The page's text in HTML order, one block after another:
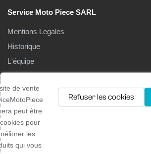
Service Moto Piece SARL
Mentions Legales
Historique
L'équipe
Droits d'auteur ©2025
de vente
peut être
pour
les
qui vous
Refuser les cookies